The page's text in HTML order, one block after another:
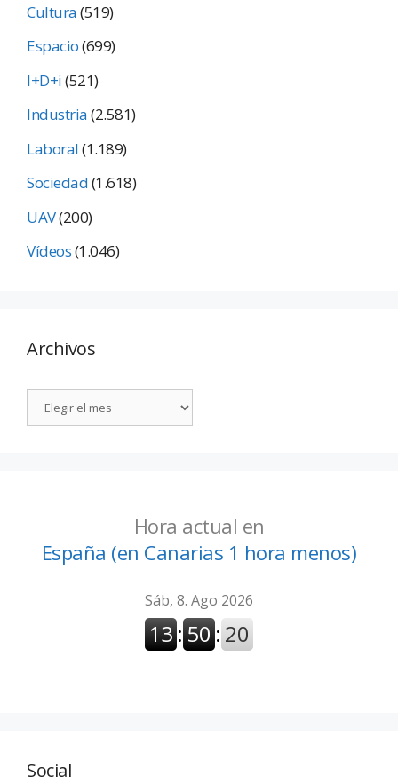
Cultura(519)
Espacio(699)
I+D+i(521)
Industria(2.581)
Laboral(1.189)
Sociedad(1.618)
UAV(200)
Vídeos(1.046)
Archivos
Hora actual en
España (en Canarias 1 hora menos)
Social